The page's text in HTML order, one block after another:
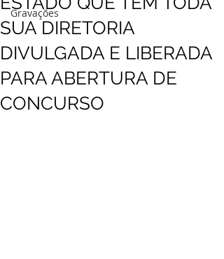
Gravações
SUA DIRETORIA
DIVULGADA E LIBERADA
PARA ABERTURA DE
CONCURSO